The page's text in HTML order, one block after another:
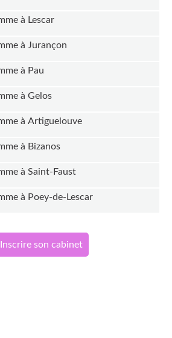
à Lescar
à Jurançon
à Pau
à Gelos
à Artiguelouve
à Bizanos
à Saint-Faust
à Poey-de-Lescar
Inscrire son cabinet